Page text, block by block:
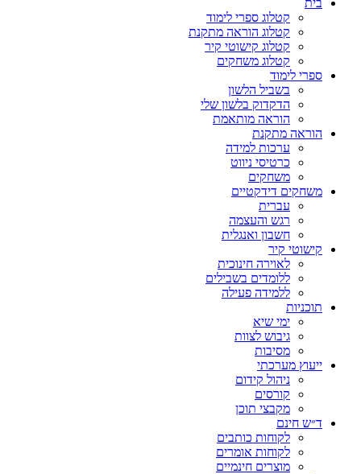
קטלוג ספרי לימוד
קטלוג הוראה מתקנת
קטלוג קישוטי קיר
קטלוג משחקים
ספרי לימוד
בשביל הלשון
הדקדוק בלשון שלי
הוראה מותאמת
הוראה מתקנת
ערכות למידה
כרטיסי ניווט
משחקים
משחקים דידקטיים
עברית
רגש והעצמה
חשבון ואנגלית
קישוטי קיר
לאוירה חינוכית
ללומדים בשבילים
ללמידה פעילה
תוכניות
ימי שיא
גיבוש לצוות
מסיבות
ייעוץ מערכתי
ניהול קידום
קורסים
מקבצי תוכן
ד״ש חינם
לקוחות כותבים
לקוחות אומרים
מוצרים חינמיים